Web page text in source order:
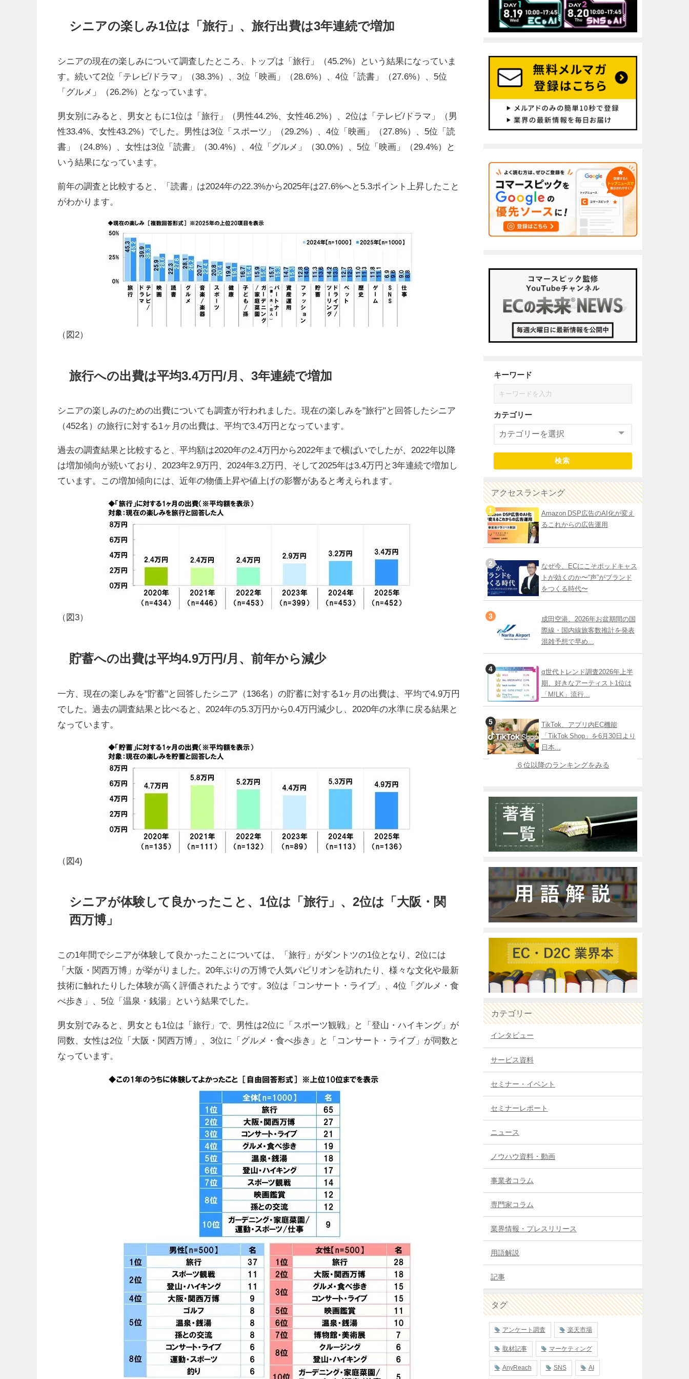
シニアの楽しみ1位は「旅行」、旅行出費は3年連続で増加
シニアの現在の楽しみについて調査したところ、トップは「旅行」（45.2%）という結果になっていま
す。続いて2位「テレビ/ドラマ」（38.3%）、3位「映画」（28.6%）、4位「読書」（27.6%）、5位
「グルメ」（26.2%）となっています。
男女別にみると、男女ともに1位は「旅行」（男性44.2%、女性46.2%）、2位は「テレビ/ドラマ」（男
性33.4%、女性43.2%）でした。男性は3位「スポーツ」（29.2%）、4位「映画」（27.8%）、5位「読
書」（24.8%）、女性は3位「読書」（30.4%）、4位「グルメ」（30.0%）、5位「映画」（29.4%）と
いう結果になっています。
前年の調査と比較すると、「読書」は2024年の22.3%から2025年は27.6%へと5.3ポイント上昇したこと
がわかります。
（図2）
旅行への出費は平均3.4万円/月、3年連続で増加
シニアの楽しみのための出費についても調査が行われました。現在の楽しみを"旅行"と回答したシニア
（452名）の旅行に対する1ヶ月の出費は、平均で3.4万円となっています。
過去の調査結果と比較すると、平均額は2020年の2.4万円から2022年まで横ばいでしたが、2022年以降
は増加傾向が続いており、2023年2.9万円、2024年3.2万円、そして2025年は3.4万円と3年連続で増加し
ています。この増加傾向には、近年の物価上昇や値上げの影響があると考えられます。
（図3）
貯蓄への出費は平均4.9万円/月、前年から減少
一方、現在の楽しみを"貯蓄"と回答したシニア（136名）の貯蓄に対する1ヶ月の出費は、平均で4.9万円
でした。過去の調査結果と比べると、2024年の5.3万円から0.4万円減少し、2020年の水準に戻る結果と
なっています。
（図4)
シニアが体験して良かったこと、1位は「旅行」、2位は「大阪・関
西万博」
この1年間でシニアが体験して良かったことについては、「旅行」がダントツの1位となり、2位には
「大阪・関西万博」が挙がりました。20年ぶりの万博で人気パビリオンを訪れたり、様々な文化や最新
技術に触れたりした体験が高く評価されたようです。3位は「コンサート・ライブ」、4位「グルメ・食
べ歩き」、5位「温泉・銭湯」という結果でした。
男女別でみると、男女とも1位は「旅行」で、男性は2位に「スポーツ観戦」と「登山・ハイキング」が
同数、女性は2位「大阪・関西万博」、3位に「グルメ・食べ歩き」と「コンサート・ライブ」が同数と
なっています。
キーワード
カテゴリー
検索
アクセスランキング
Amazon DSP広告のAI化が変え
るこれからの広告運用
なぜ今、ECにこそポッドキャス
トが効くのか〜“声”がブランド
をつくる時代〜
成田空港、2026年お盆期間の国
際線・国内線旅客数推計を発表
混雑予想で早め...
α世代トレンド調査2026年上半
期、好きなアーティスト1位は
「M!LK」流行...
TikTok、アプリ内EC機能
「TikTok Shop」を6月30日より
日本...
６位以降のランキングをみる
カテゴリー
インタビュー
サービス資料
セミナー・イベント
セミナーレポート
ニュース
ノウハウ資料・動画
事業者コラム
専門家コラム
業界情報・プレスリリース
用語解説
記事
タグ
アンケート調査 楽天市場
取材記事 マーケティング
AnyReach SNS AI